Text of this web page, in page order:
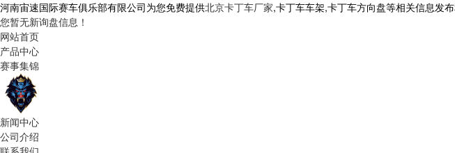
河南宙速国际赛车俱乐部有限公司为您免费提供北京卡丁车厂家,卡丁车车架,卡丁车方向盘等相关信息发
您暂无新询盘信息！
网站首页
产品中心
赛事集锦
新闻中心
公司介绍